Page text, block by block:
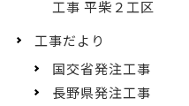
工事 平柴２工区
工事だより
国交省発注工事
長野県発注工事